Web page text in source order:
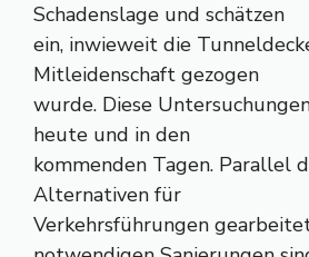
Schadenslage und schätzen
ein, inwieweit die
Mitleidenschaft gezogen
wurde. Diese
heute und in den
kommenden Tagen. Parallel
Alternativen für
Verkehrsführungen